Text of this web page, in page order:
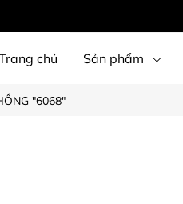
chủ Sản phẩm
"6068"